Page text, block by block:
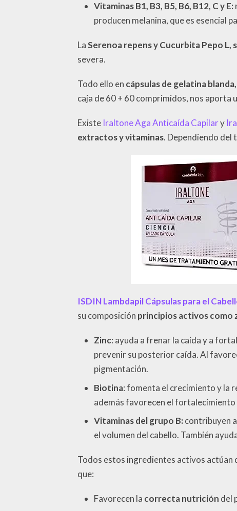
Vitaminas B1, B3, B5, B6, B12, C y E:
producen melanina, que es esencial
LaSerenoa repens y Cucurbita Pepo
severa.
Todo ello en cápsulas de gelatina
caja de 60 + 60 comprimidos, nos aporta
Existe Iraltone Aga Anticaída Capilary
extractos y vitaminas. Dependiendo del
ISDIN Lambdapil Cápsulas para el
su composición principios activos como
Zinc: ayuda a frenar la caída y a
prevenir su posterior caída. Al
pigmentación.
Biotina: fomenta el crecimiento y la
además favorecen el
Vitaminas del grupo B: contribuyen
el volumen del cabello. También
Todos estos ingredientes activos actúan
que:
Favorecen la correcta nutrición del